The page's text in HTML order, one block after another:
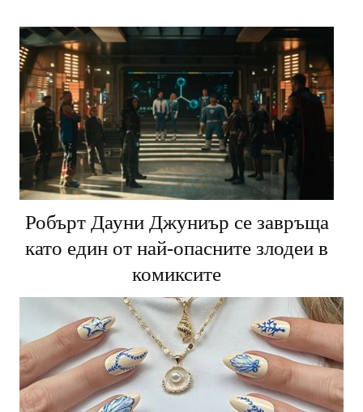
Робърт Дауни Джуниър се завръща
като един от най-опасните злодеи в
комиксите